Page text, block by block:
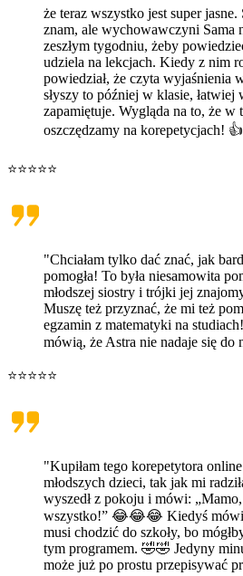
że teraz wszystko jest super
znam, ale wychowawczyni Sama
zeszłym tygodniu, żeby
udziela na lekcjach. Kiedy z nim
powiedział, że czyta wyjaśnienia
słyszy to później w klasie, łatwiej
zapamiętuje. Wygląda na to, że w
oszczędzamy na korepetycjach!
⭐⭐⭐⭐⭐
"Chciałam tylko dać znać, jak
pomogła! To była niesamowita
młodszej siostry i trójki jej
Muszę też przyznać, że mi też
egzamin z matematyki na
mówią, że Astra nie nadaje się
⭐⭐⭐⭐⭐
"Kupiłam tego korepetytora
młodszych dzieci, tak jak mi
wyszedł z pokoju i mówi:
wszystko!” 😂😂😂 Kiedyś
musi chodzić do szkoły, bo
tym programem. 🤣🤣 Jedyny
może już po prostu przepisywać